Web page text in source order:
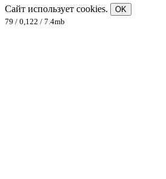
Сайт использует cookies.
OK
79 / 0,122 / 7.4mb